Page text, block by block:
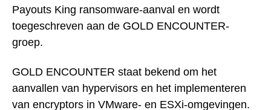
Payouts King ransomware-aanval en wordt
toegeschreven aan de GOLD ENCOUNTER-
groep.
GOLD ENCOUNTER staat bekend om het
aanvallen van hypervisors en het implementeren
van encryptors in VMware- en ESXi-omgevingen.